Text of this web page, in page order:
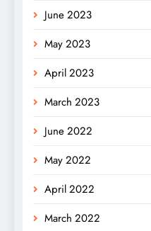
June 2023
May 2023
April 2023
March 2023
June 2022
May 2022
April 2022
March 2022